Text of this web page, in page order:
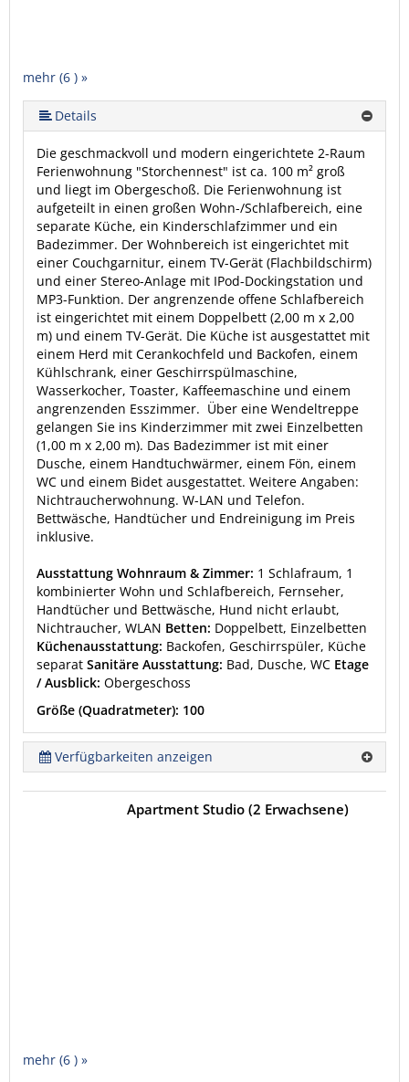
mehr (6 ) »
mehr (6 ) »
mehr (6 ) »
Details
Die geschmackvoll und modern eingerichtete 2-Raum
Ferienwohnung "Storchennest" ist ca. 100 m² groß
und liegt im Obergeschoß. Die Ferienwohnung ist
aufgeteilt in einen großen Wohn-/Schlafbereich, eine
separate Küche, ein Kinderschlafzimmer und ein
Badezimmer. Der Wohnbereich ist eingerichtet mit
einer Couchgarnitur, einem TV-Gerät (Flachbildschirm)
und einer Stereo-Anlage mit IPod-Dockingstation und
MP3-Funktion. Der angrenzende offene Schlafbereich
ist eingerichtet mit einem Doppelbett (2,00 m x 2,00
m) und einem TV-Gerät. Die Küche ist ausgestattet mit
einem Herd mit Cerankochfeld und Backofen, einem
Kühlschrank, einer Geschirrspülmaschine,
Wasserkocher, Toaster, Kaffeemaschine und einem
angrenzenden Esszimmer. Über eine Wendeltreppe
gelangen Sie ins Kinderzimmer mit zwei Einzelbetten
(1,00 m x 2,00 m). Das Badezimmer ist mit einer
Dusche, einem Handtuchwärmer, einem Fön, einem
WC und einem Bidet ausgestattet. Weitere Angaben:
Nichtraucherwohnung. W-LAN und Telefon.
Bettwäsche, Handtücher und Endreinigung im Preis
inklusive.
Ausstattung Wohnraum & Zimmer: 1 Schlafraum, 1
kombinierter Wohn und Schlafbereich, Fernseher,
Handtücher und Bettwäsche, Hund nicht erlaubt,
Nichtraucher, WLAN Betten: Doppelbett, Einzelbetten
Küchenausstattung: Backofen, Geschirrspüler, Küche
separat Sanitäre Ausstattung: Bad, Dusche, WC Etage
/ Ausblick: Obergeschoss
Größe (Quadratmeter): 100
Verfügbarkeiten anzeigen
mehr (6 ) »
Apartment Studio (2 Erwachsene)